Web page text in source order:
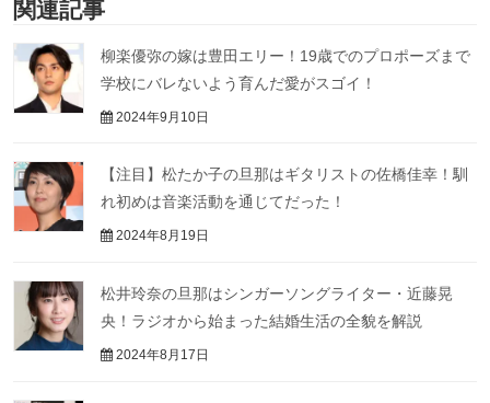
関連記事
柳楽優弥の嫁は豊田エリー！19歳でのプロポーズまで
学校にバレないよう育んだ愛がスゴイ！
2024年9月10日
【注目】松たか子の旦那はギタリストの佐橋佳幸！馴
れ初めは音楽活動を通じてだった！
2024年8月19日
松井玲奈の旦那はシンガーソングライター・近藤晃
央！ラジオから始まった結婚生活の全貌を解説
2024年8月17日